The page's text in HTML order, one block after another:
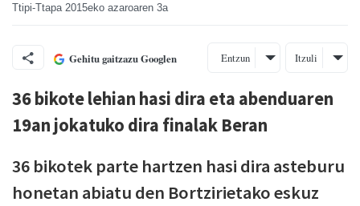
Ttipi-Ttapa 2015eko azaroaren 3a
Gehitu gaitzazu Googlen Entzun Itzuli
36 bikote lehian hasi dira eta abenduaren
19an jokatuko dira finalak Beran
36 bikotek parte hartzen hasi dira asteburu
honetan abiatu den Bortzirietako eskuz